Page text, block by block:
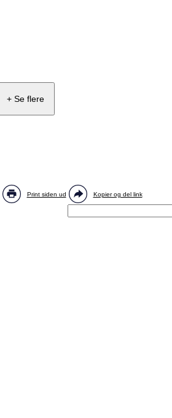
+ Se flere
Print siden ud Kopier og del link